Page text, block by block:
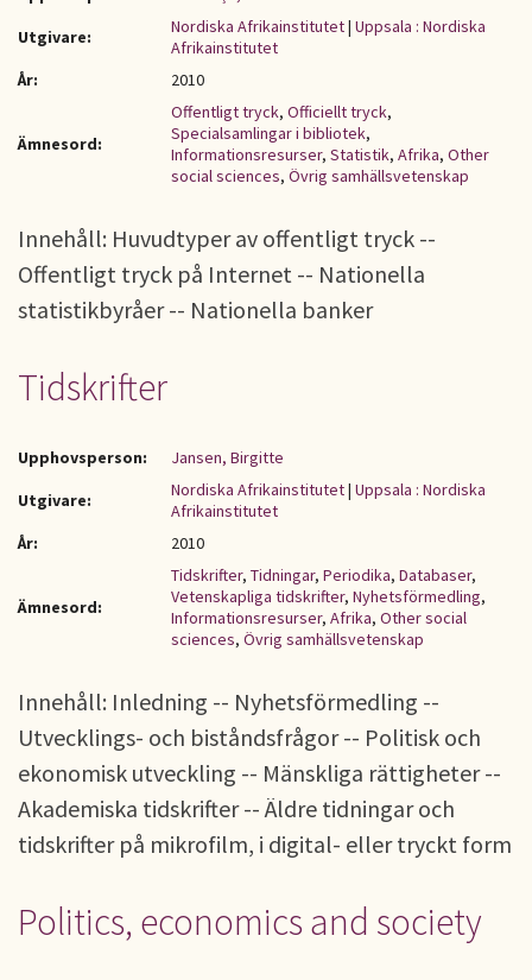
Utgivare:
Nordiska Afrikainstitutet| Uppsala : Nordiska
Afrikainstitutet
År:
2010
Ämnesord:
Offentligt tryck, Officiellt tryck,
Specialsamlingar i bibliotek,
Informationsresurser, Statistik, Afrika, Other
social sciences, Övrig samhällsvetenskap
Innehåll: Huvudtyper av offentligt tryck --
Offentligt tryck på Internet -- Nationella
statistikbyråer -- Nationella banker
Tidskrifter
Upphovsperson:
Jansen, Birgitte
Utgivare:
Nordiska Afrikainstitutet| Uppsala : Nordiska
Afrikainstitutet
År:
2010
Ämnesord:
Tidskrifter, Tidningar, Periodika, Databaser,
Vetenskapliga tidskrifter, Nyhetsförmedling,
Informationsresurser, Afrika, Other social
sciences, Övrig samhällsvetenskap
Innehåll: Inledning -- Nyhetsförmedling --
Utvecklings- och biståndsfrågor -- Politisk och
ekonomisk utveckling -- Mänskliga rättigheter --
Akademiska tidskrifter -- Äldre tidningar och
tidskrifter på mikrofilm, i digital- eller tryckt form
Politics, economics and society